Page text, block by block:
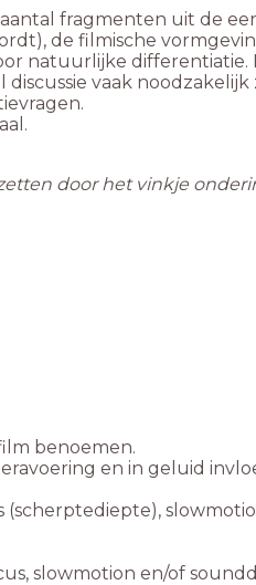
fragmenten uit de
de filmische
natuurlijke
vaak noodzakelijk
door het vinkje
benoemen.
en in geluid
slowmotion en/of